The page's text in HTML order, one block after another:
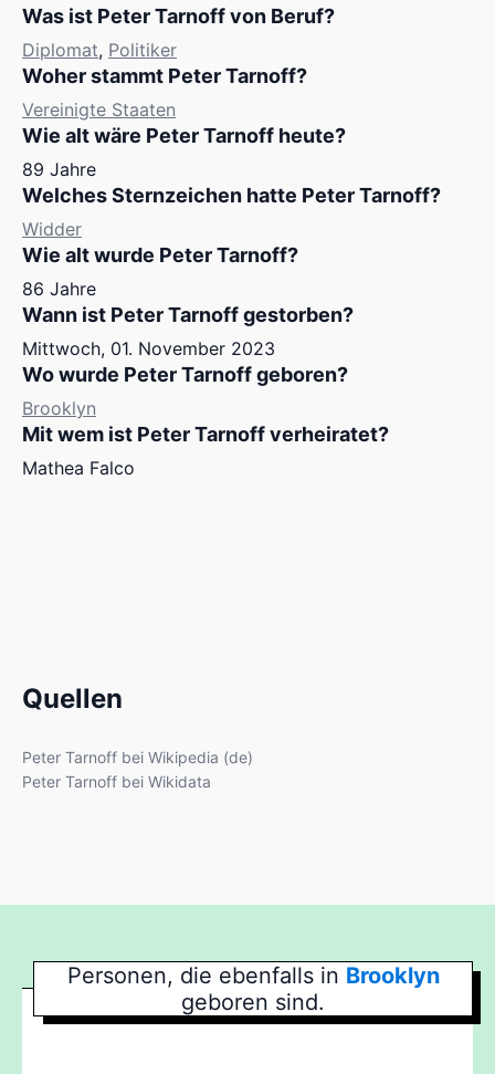
Was ist Peter Tarnoff von Beruf?
Diplomat, Politiker
Woher stammt Peter Tarnoff?
Vereinigte Staaten
Wie alt wäre Peter Tarnoff heute?
89 Jahre
Welches Sternzeichen hatte Peter Tarnoff?
Widder
Wie alt wurde Peter Tarnoff?
86 Jahre
Wann ist Peter Tarnoff gestorben?
Mittwoch, 01. November 2023
Wo wurde Peter Tarnoff geboren?
Brooklyn
Mit wem ist Peter Tarnoff verheiratet?
Mathea Falco
Quellen
Peter Tarnoff bei Wikipedia (de)
Peter Tarnoff bei Wikidata
Personen, die ebenfalls in Brooklyn
geboren sind.